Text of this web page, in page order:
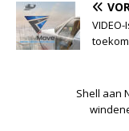
Shell aan